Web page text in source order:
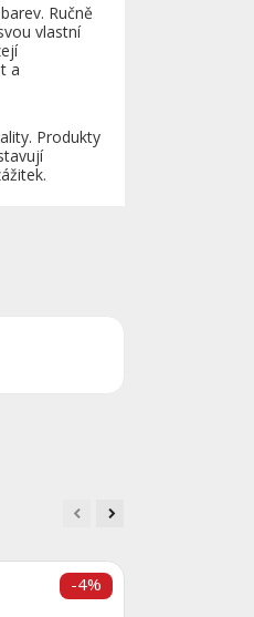
Ručně
vlastní
a
Produkty
-4%